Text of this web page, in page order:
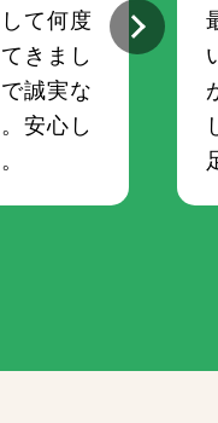
て何度
きまし
誠実な
安心し